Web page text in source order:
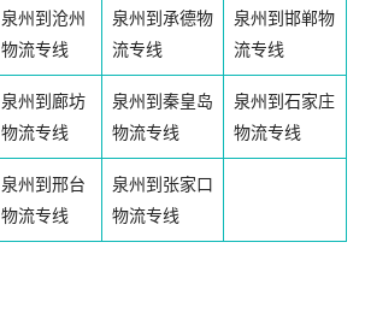
泉州到沧州
物流专线
泉州到承德物
流专线
泉州到邯郸物
流专线
泉州到廊坊
物流专线
泉州到秦皇岛
物流专线
泉州到石家庄
物流专线
泉州到邢台
物流专线
泉州到张家口
物流专线